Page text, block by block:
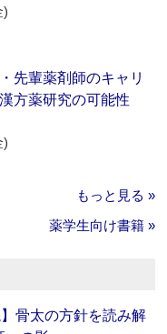
)
先輩薬剤師のキャリ
方薬研究の可能性
)
もっと見る »
薬学生向け書籍 »
骨太の方針を読み解